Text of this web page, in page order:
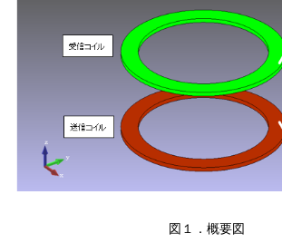
図１．概要図